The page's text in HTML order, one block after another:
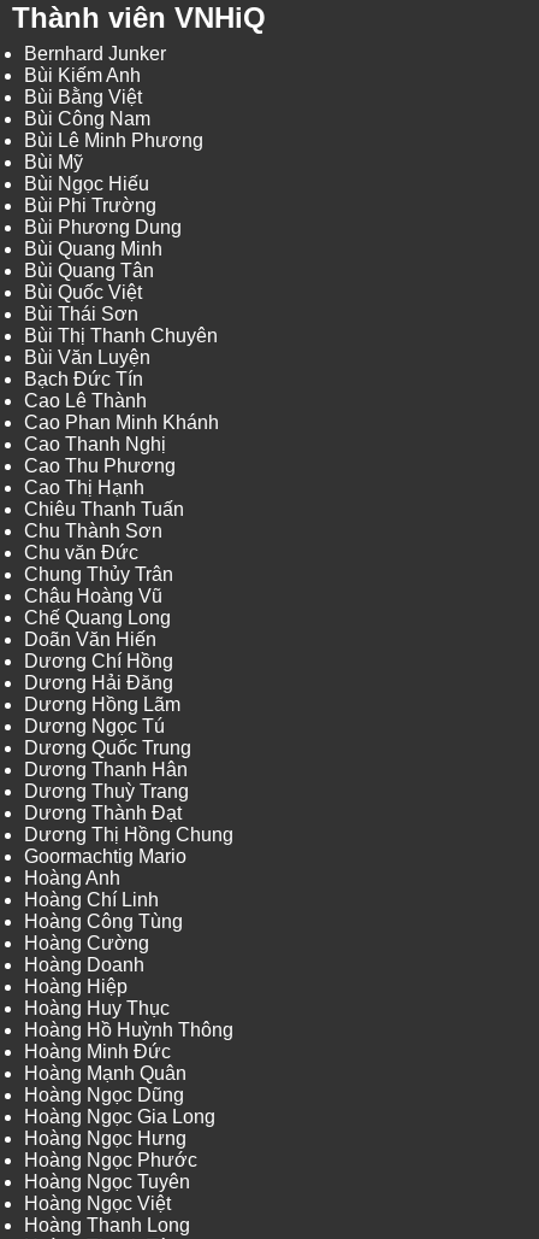
Thành viên VNHiQ
Bernhard Junker
Bùi Kiếm Anh
Bùi Bằng Việt
Bùi Công Nam
Bùi Lê Minh Phương
Bùi Mỹ
Bùi Ngọc Hiếu
Bùi Phi Trường
Bùi Phương Dung
Bùi Quang Minh
Bùi Quang Tân
Bùi Quốc Việt
Bùi Thái Sơn
Bùi Thị Thanh Chuyên
Bùi Văn Luyện
Bạch Đức Tín
Cao Lê Thành
Cao Phan Minh Khánh
Cao Thanh Nghị
Cao Thu Phương
Cao Thị Hạnh
Chiêu Thanh Tuấn
Chu Thành Sơn
Chu văn Đức
Chung Thủy Trân
Châu Hoàng Vũ
Chế Quang Long
Doãn Văn Hiến
Dương Chí Hồng
Dương Hải Đăng
Dương Hồng Lãm
Dương Ngọc Tú
Dương Quốc Trung
Dương Thanh Hân
Dương Thuỳ Trang
Dương Thành Đạt
Dương Thị Hồng Chung
Goormachtig Mario
Hoàng Anh
Hoàng Chí Linh
Hoàng Công Tùng
Hoàng Cường
Hoàng Doanh
Hoàng Hiệp
Hoàng Huy Thục
Hoàng Hồ Huỳnh Thông
Hoàng Minh Đức
Hoàng Mạnh Quân
Hoàng Ngọc Dũng
Hoàng Ngọc Gia Long
Hoàng Ngọc Hưng
Hoàng Ngọc Phước
Hoàng Ngọc Tuyên
Hoàng Ngọc Việt
Hoàng Thanh Long